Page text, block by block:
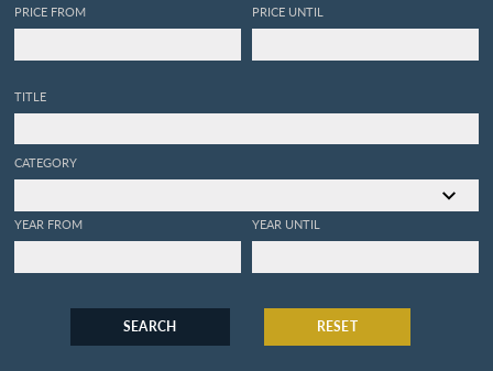
PRICE FROM PRICE UNTIL
TITLE
CATEGORY
YEAR FROM YEAR UNTIL
SEARCH RESET